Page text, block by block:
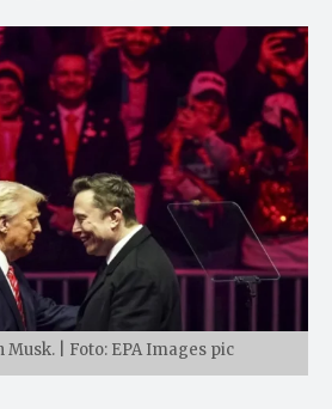
| Foto: EPA Images pic